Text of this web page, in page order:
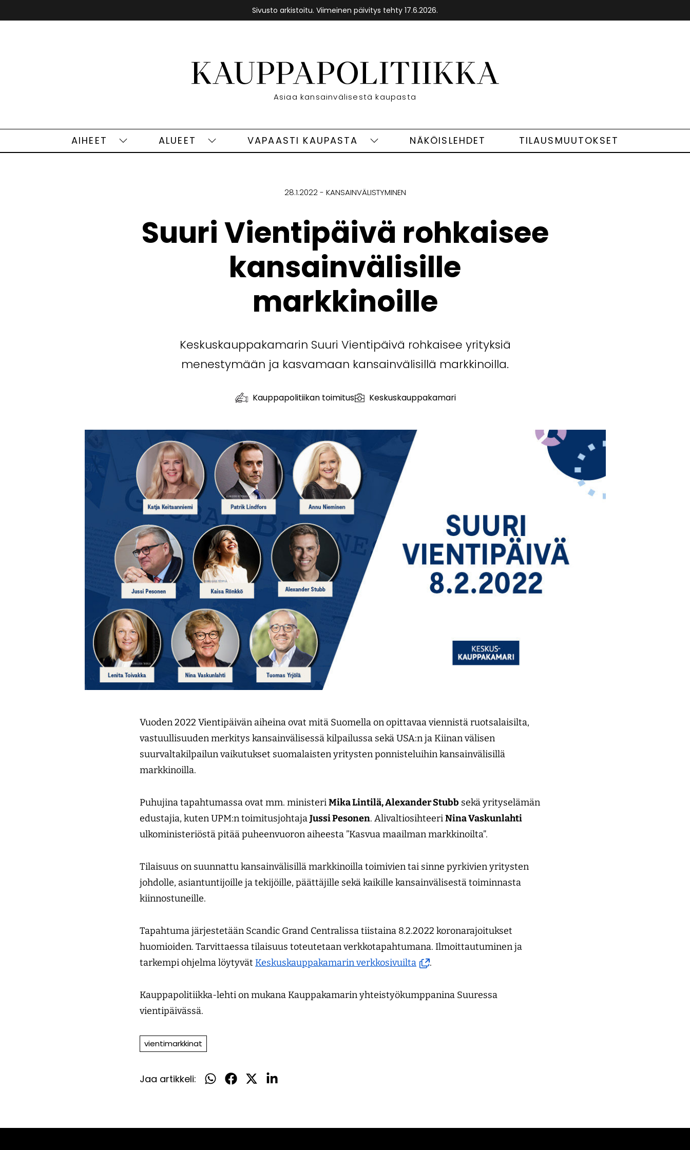
Sivusto arkistoitu. Viimeinen päivitys tehty 17.6.2026.
Etusivu
Asiaa kansainvälisestä kaupasta
AIHEET
Aiheet
ALUEET
Alueet
VAPAASTI KAUPASTA
VapaastiNÄKÖISLEHDET TILAUSMUUTOKSET
28.1.2022 KANSAINVÄLISTYMINEN
Suuri Vientipäivä rohkaisee
kansainvälisille
markkinoille
Keskuskauppakamarin Suuri Vientipäivä rohkaisee yrityksiä
menestymään ja kasvamaan kansainvälisillä markkinoilla.
Kauppapolitiikan toimitus Keskuskauppakamari
Vuoden 2022 Vientipäivän aiheina ovat mitä Suomella on opittavaa viennistä ruotsalaisilta,
vastuullisuuden merkitys kansainvälisessä kilpailussa sekä USA:n ja Kiinan välisen
suurvaltakilpailun vaikutukset suomalaisten yritysten ponnisteluihin kansainvälisillä
markkinoilla.
Puhujina tapahtumassa ovat mm. ministeriMika Lintilä, Alexander Stubb sekä yrityselämän
edustajia, kuten UPM:n toimitusjohtajaJussi Pesonen. AlivaltiosihteeriNina Vaskunlahti
ulkoministeriöstä pitää puheenvuoron aiheesta ”Kasvua maailman markkinoilta”.
Tilaisuus on suunnattu kansainvälisillä markkinoilla toimivien tai sinne pyrkivien yritysten
johdolle, asiantuntijoille ja tekijöille, päättäjille sekä kaikille kansainvälisestä toiminnasta
kiinnostuneille.
Tapahtuma järjestetään Scandic Grand Centralissa tiistaina 8.2.2022 koronarajoitukset
huomioiden. Tarvittaessa tilaisuus toteutetaan verkkotapahtumana. Ilmoittautuminen ja
tarkempi ohjelma löytyvät Keskuskauppakamarin verkkosivuilta (avautuu
ikkunaan,
.
Kauppapolitiikka-lehti on mukana Kauppakamarin yhteistyökumppanina Suuressa
vientipäivässä.
vientimarkkinat
Jaa artikkeli:
Jaa
Jaa
Jaa
Jaa